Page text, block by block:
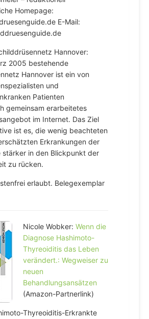
Homepage:
E-Mail:
Hannover:
2005 bestehende
Hannover ist ein von
und
Patienten
gemeinsam erarbeitetes
im Internet. Das Ziel
ist es, die wenig beachteten
Erkrankungen der
stärker in den Blickpunkt der
zu rücken.
erlaubt. Belegexemplar
Nicole Wobker: Wenn die
Diagnose Hashimoto-
Thyreoiditis das Leben
verändert.: Wegweiser zu
neuen
Behandlungsansätzen
(Amazon-Partnerlink)
Thyreoiditis-Erkrankte